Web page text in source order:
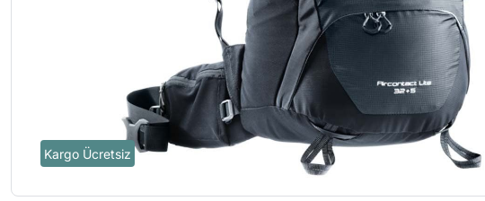
Kargo Ücretsiz